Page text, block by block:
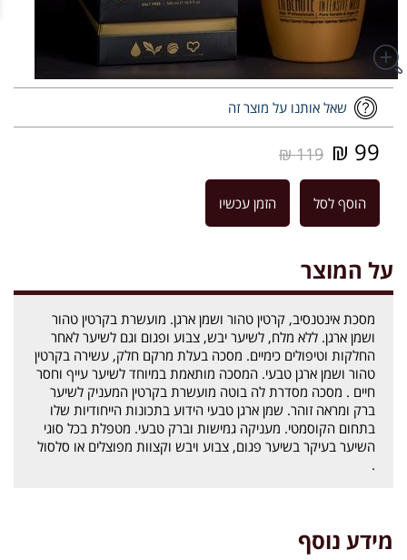
שאל אותנו על מוצר זה
99 ₪
119 ₪
הוסף לסל הזמן עכשיו
על המוצר
מסכת אינטנסיב, קרטין טהור ושמן ארגן. מועשרת בקרטין טהור
ושמן ארגן. ללא מלח, לשיער יבש, צבוע ופגום וגם לשיער לאחר
החלקות וטיפולים כימיים. מסכה בעלת מרקם חלק, עשירה בקרטין
טהור ושמן ארגן טבעי. המסכה מותאמת במיוחד לשיער עייף וחסר
חיים . מסכה מסדרת לה בוטה מועשרת בקרטין המעניק לשיער
ברק ומראה זוהר. שמן ארגן טבעי הידוע בתכונות הייחודיות שלו
בתחום הקוסמטי. מעניקה גמישות וברק טבעי. מטפלת בכל סוגי
השיער בעיקר בשיער פגום, צבוע ויבש וקצוות מפוצלים או סלסול
.
מידע נוסף